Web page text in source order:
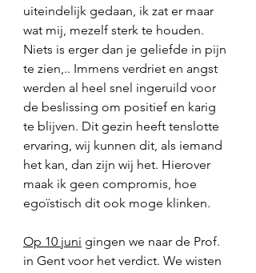
uiteindelijk gedaan, ik zat er maar
wat mij, mezelf sterk te houden.
Niets is erger dan je geliefde in pijn
te zien,.. Immens verdriet en angst
werden al heel snel ingeruild voor
de beslissing om positief en karig
te blijven. Dit gezin heeft tenslotte
ervaring, wij kunnen dit, als iemand
het kan, dan zijn wij het. Hierover
maak ik geen compromis, hoe
egoïstisch dit ook moge klinken.
Op 10 juni gingen we naar de Prof.
in Gent voor het verdict. We wisten